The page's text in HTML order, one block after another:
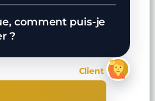
comment puis-je
?
Client